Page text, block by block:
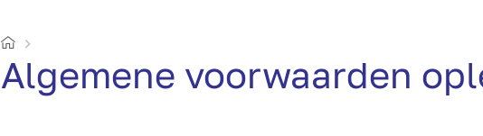
Home
Algemene voorwaarden